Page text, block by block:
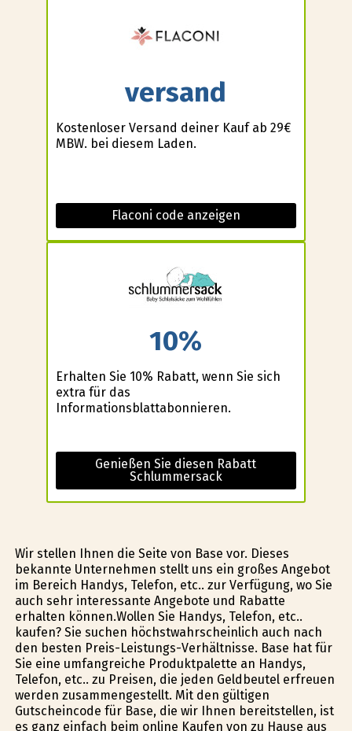
versand
Kostenloser Versand deiner Kauf ab 29€
MBW. bei diesem Laden.
Flaconi code anzeigen
10%
Erhalten Sie 10% Rabatt, wenn Sie sich
extra für das
Informationsblattabonnieren.
Genießen Sie diesen Rabatt
Schlummersack
Wir stellen Ihnen die Seite von Base vor. Dieses
bekannte Unternehmen stellt uns ein großes Angebot
im Bereich Handys, Telefon, etc.. zur Verfügung, wo Sie
auch sehr interessante Angebote und Rabatte
erhalten können.Wollen Sie Handys, Telefon, etc..
kaufen? Sie suchen höchstwahrscheinlich auch nach
den besten Preis-Leistungs-Verhältnisse. Base hat für
Sie eine umfangreiche Produktpalette an Handys,
Telefon, etc.. zu Preisen, die jeden Geldbeutel erfreuen
werden zusammengestellt. Mit den gültigen
Gutscheincode für Base, die wir Ihnen bereitstellen, ist
es ganz einfach beim online Kaufen von zu Hause aus